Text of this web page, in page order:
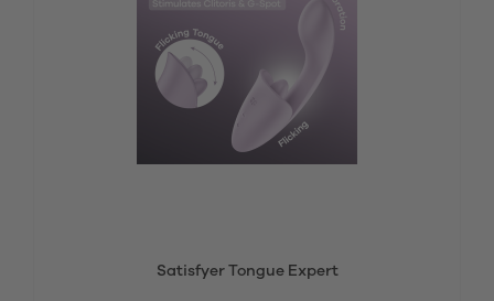
Satisfyer Tongue Expert